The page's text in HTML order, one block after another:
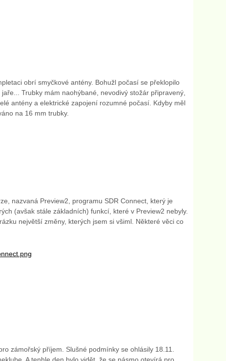
obrí smyčkové antény. Bohužl počasí se překlopilo
Trubky mám naohýbané, nevodivý stožár připravený,
antény a elektrické zapojení rozumné počasí. Kdyby měl
na 16 mm trubky.
nazvaná Preview2, programu SDR Connect, který je
(avšak stále základních) funkcí, které v Preview2 nebyly.
největší změny, kterých jsem si všiml. Některé věci co
zámořský příjem. Slušné podmínky se ohlásily 18.11.